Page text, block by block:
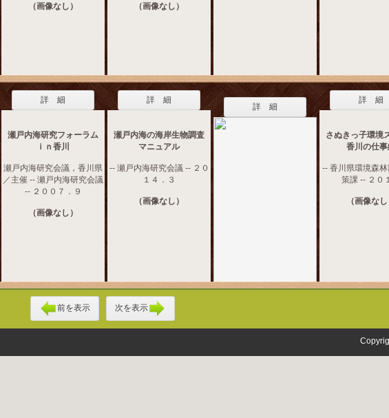
（画像なし） （画像なし）
詳 細
瀬戸内海研究フォーラム
ｉｎ香川
瀬戸内海研究会議，香川県
／主催 -- 瀬戸内海研究会議
-- ２００７．９
（画像なし）
詳 細
瀬戸内海の海岸生物調査
マニュアル
-- 瀬戸内海研究会議 -- ２０
１４．３
（画像なし）
詳 細
詳 細
さぬきっ子環境
香川の仕
-- 香川県環境森
策課 -- ２０
（画像なし
前を表示 次を表示